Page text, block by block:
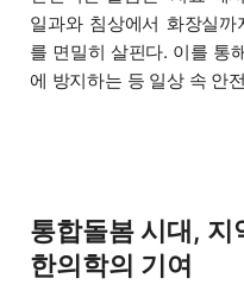
일과와 침상에서 화장실
를 면밀히 살핀다. 이를 통
에 방지하는 등 일상 속 안
통합돌봄 시대, 지
한의학의 기여